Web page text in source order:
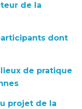
de la
dont
de pratique
projet de la